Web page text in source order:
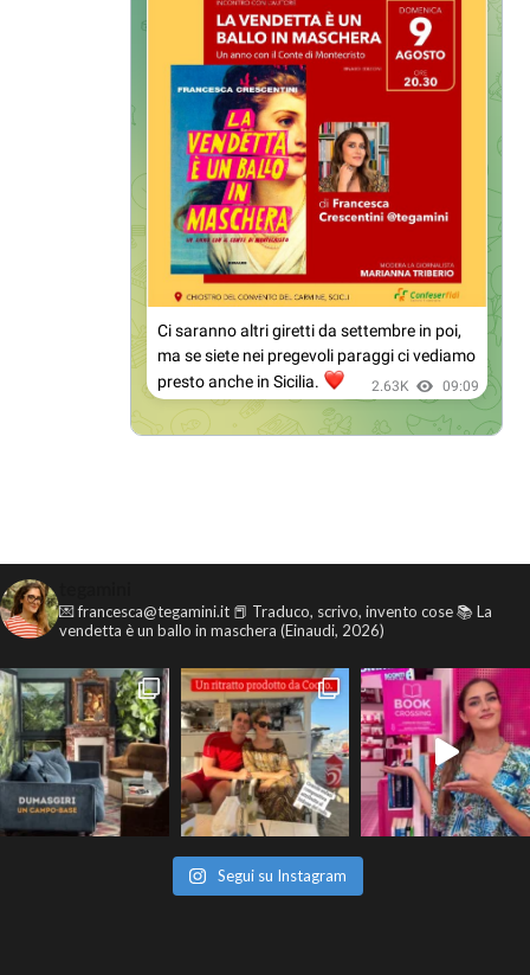
💌 francesca@tegamini.it 📕 Traduco, scrivo, invento cose📚 La
vendetta è un ballo in maschera (Einaudi, 2026)
Segui su Instagram